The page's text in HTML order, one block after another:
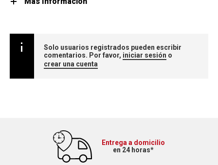
Solo usuarios registrados pueden escribir
comentarios. Por favor, iniciar sesión o
crear una cuenta
Entrega a domicilio
en 24 horas*